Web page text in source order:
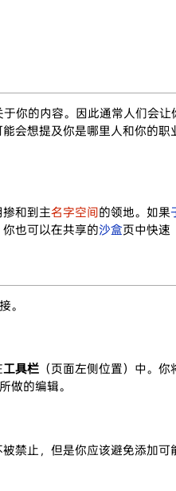
你的内容。因此通常人们会
会想提及你是哪里人和你的
和到主名字空间的领地。如果
也可以在共享的沙盒页中快速
。
工具栏（页面左侧位置）中。你
做的编辑。
禁止，但是你应该避免添加